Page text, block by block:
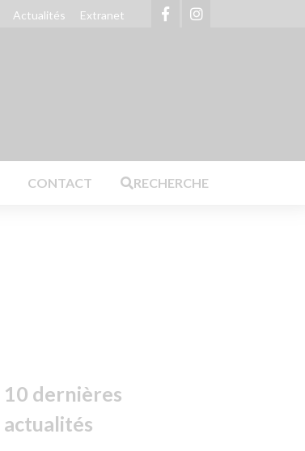
Actualités Extranet
Achetez nos produits en ligne
CONTACT RECHERCHE
10 dernières
actualités